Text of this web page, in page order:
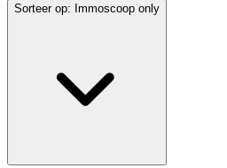
Sorteer op: Immoscoop only